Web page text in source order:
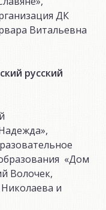
ДК
Витальевна
русский
«Дом
Волочек,
и